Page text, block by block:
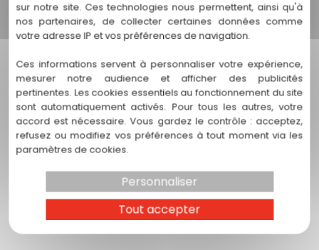
l’État pour la rénovation de
ma toiture?
administratives avant de
refaire sa toiture ?
sur notre site. Ces technologies nous permettent, ainsi qu'à
nos partenaires, de collecter certaines données comme
votre adresse IP et vos préférences de navigation.
Ces informations servent à personnaliser votre expérience,
mesurer notre audience et afficher des publicités
pertinentes. Les cookies essentiels au fonctionnement du site
sont automatiquement activés. Pour tous les autres, votre
accord est nécessaire. Vous gardez le contrôle : acceptez,
refusez ou modifiez vos préférences à tout moment via les
paramètres de cookies.
Tout accepter
Personnaliser